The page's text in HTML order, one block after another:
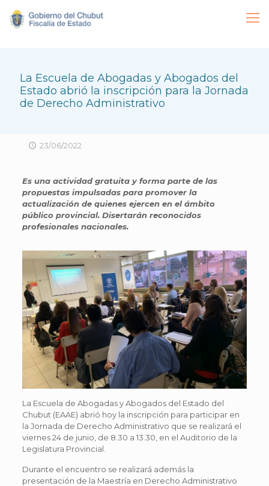
La Escuela de Abogadas y Abogados del
Estado abrió la inscripción para la Jornada
de Derecho Administrativo
23/06/2022
Es una actividad gratuita y forma parte de las
propuestas impulsadas para promover la
actualización de quienes ejercen en el ámbito
público provincial. Disertarán reconocidos
profesionales nacionales.
La Escuela de Abogadas y Abogados del Estado del
Chubut (EAAE) abrió hoy la inscripción para participar en
la Jornada de Derecho Administrativo que se realizará el
viernes 24 de junio, de 8.30 a 13.30, en el Auditorio de la
Legislatura Provincial.
Durante el encuentro se realizará además la
presentación de la Maestría en Derecho Administrativo